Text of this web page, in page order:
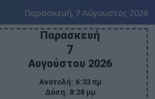
Παρασκευή, 7 Αύγουστος 2026
Παρασκευή
7
Αυγούστου 2026
Ανατολή: 6:33 πμ
Δύση: 8:28 μμ